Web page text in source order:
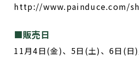
http://www.painduce.com/
■販売日
11月4日(金)、5日(土)、6日(日